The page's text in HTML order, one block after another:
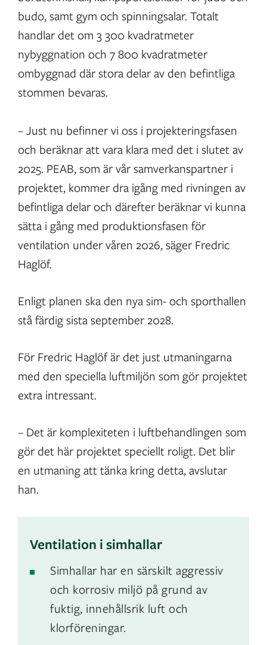
budo, samt gym och spinningsalar. Totalt
handlar det om 3 300 kvadratmeter
nybyggnation och 7 800 kvadratmeter
ombyggnad där stora delar av den befintliga
stommen bevaras.
– Just nu befinner vi oss i projekteringsfasen
och beräknar att vara klara med det i slutet av
2025. PEAB, som är vår samverkanspartner i
projektet, kommer dra igång med rivningen av
befintliga delar och därefter beräknar vi kunna
sätta i gång med produktionsfasen för
ventilation under våren 2026, säger Fredric
Haglöf.
Enligt planen ska den nya sim- och sporthallen
stå färdig sista september 2028.
För Fredric Haglöf är det just utmaningarna
med den speciella luftmiljön som gör projektet
extra intressant.
– Det är komplexiteten i luftbehandlingen som
gör det här projektet speciellt roligt. Det blir
en utmaning att tänka kring detta, avslutar
han.
Ventilation i simhallar
Simhallar har en särskilt aggressiv
och korrosiv miljö på grund av
fuktig, innehållsrik luft och
klorföreningar.